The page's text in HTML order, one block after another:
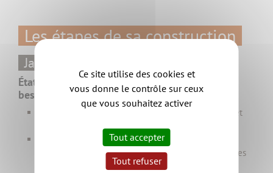
Les étapes de sa construction
Janvier à avril 2021
État des lieux, identification des enjeux et
besoins prioritaires
Entretiens et temps d'échanges avec les 16 maires et
équipes municipales
Enquête auprès des habitantssur les besoins du
territoire et l'offre de services publics : questionnaires
Ce site utilise des cookies et
vous donne le contrôle sur ceux
que vous souhaitez activer
Tout accepter
Tout refuser